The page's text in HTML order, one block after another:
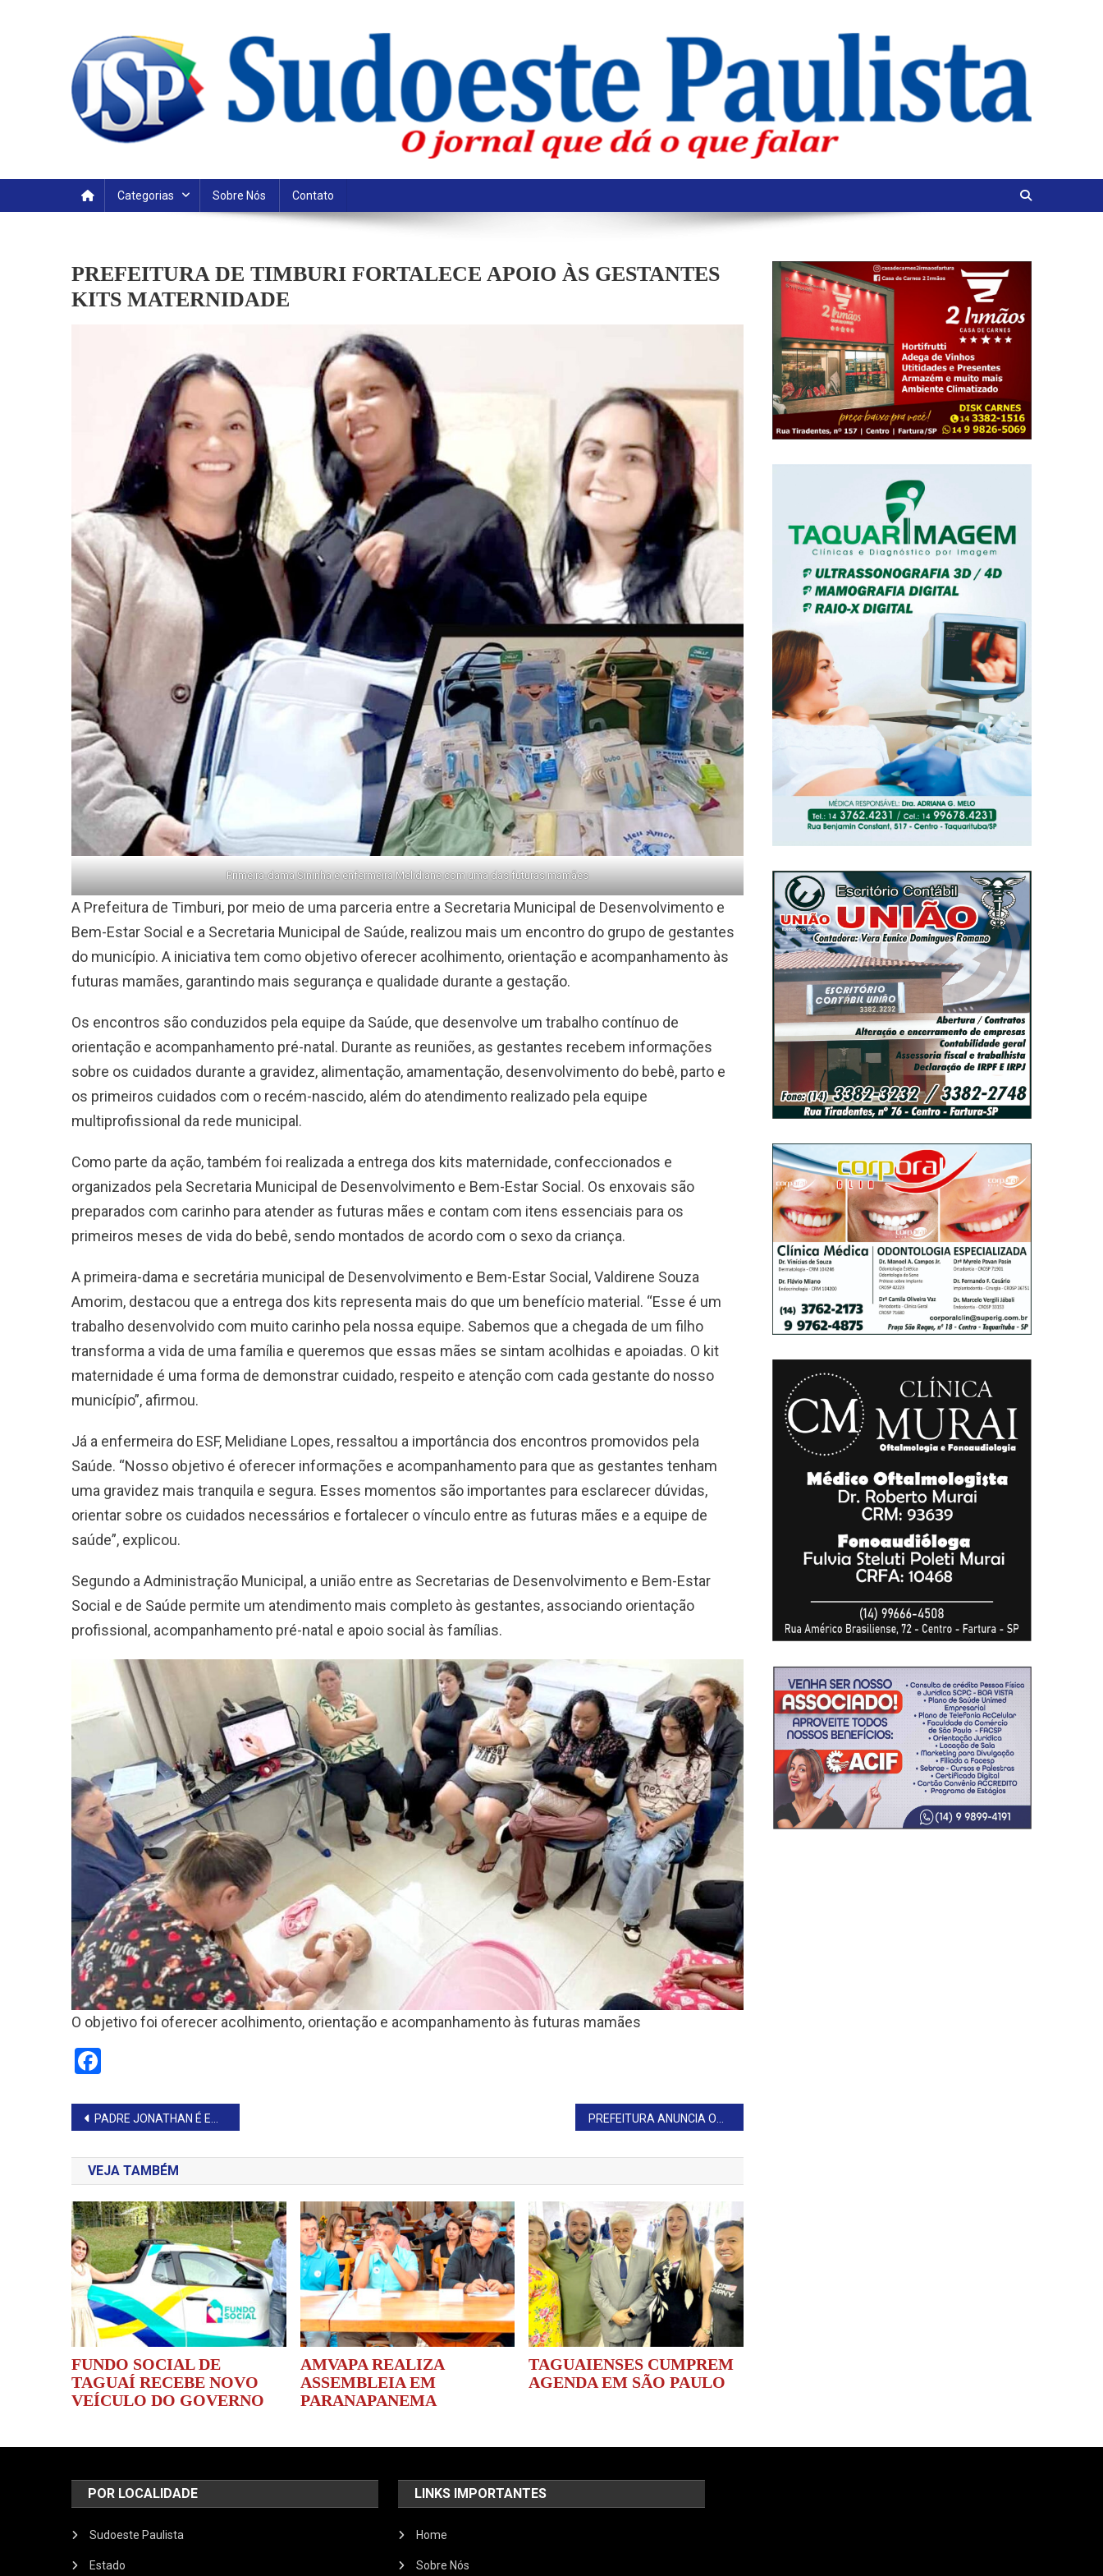
Categorias Sobre Nós Contato
PREFEITURA DE TIMBURI FORTALECE APOIO ÀS GESTANTES
KITS MATERNIDADE
Primeira-dama Sininha e enfermeira Melidiane com uma das futuras mamães
A Prefeitura de Timburi, por meio de uma parceria entre a Secretaria Municipal de Desenvolvimento e
Bem-Estar Social e a Secretaria Municipal de Saúde, realizou mais um encontro do grupo de gestantes
do município. A iniciativa tem como objetivo oferecer acolhimento, orientação e acompanhamento às
futuras mamães, garantindo mais segurança e qualidade durante a gestação.
Os encontros são conduzidos pela equipe da Saúde, que desenvolve um trabalho contínuo de
orientação e acompanhamento pré-natal. Durante as reuniões, as gestantes recebem informações
sobre os cuidados durante a gravidez, alimentação, amamentação, desenvolvimento do bebê, parto e
os primeiros cuidados com o recém-nascido, além do atendimento realizado pela equipe
multiprofissional da rede municipal.
Como parte da ação, também foi realizada a entrega dos kits maternidade, confeccionados e
organizados pela Secretaria Municipal de Desenvolvimento e Bem-Estar Social. Os enxovais são
preparados com carinho para atender as futuras mães e contam com itens essenciais para os
primeiros meses de vida do bebê, sendo montados de acordo com o sexo da criança.
A primeira-dama e secretária municipal de Desenvolvimento e Bem-Estar Social, Valdirene Souza
Amorim, destacou que a entrega dos kits representa mais do que um benefício material. “Esse é um
trabalho desenvolvido com muito carinho pela nossa equipe. Sabemos que a chegada de um filho
transforma a vida de uma família e queremos que essas mães se sintam acolhidas e apoiadas. O kit
maternidade é uma forma de demonstrar cuidado, respeito e atenção com cada gestante do nosso
município”, afirmou.
Já a enfermeira do ESF, Melidiane Lopes, ressaltou a importância dos encontros promovidos pela
Saúde. “Nosso objetivo é oferecer informações e acompanhamento para que as gestantes tenham
uma gravidez mais tranquila e segura. Esses momentos são importantes para esclarecer dúvidas,
orientar sobre os cuidados necessários e fortalecer o vínculo entre as futuras mães e a equipe de
saúde”, explicou.
Segundo a Administração Municipal, a união entre as Secretarias de Desenvolvimento e Bem-Estar
Social e de Saúde permite um atendimento mais completo às gestantes, associando orientação
profissional, acompanhamento pré-natal e apoio social às famílias.
O objetivo foi oferecer acolhimento, orientação e acompanhamento às futuras mamães
Navegação
de
Post
PADRE JONATHAN É EMPOSSADO NA PARÓQUIA NOSSA SENHORA DE FÁTIMA
VEJA TAMBÉM
FUNDO SOCIAL DE
TAGUAÍ RECEBE NOVO
VEÍCULO DO GOVERNO
AMVAPA REALIZA
ASSEMBLEIA EM
PARANAPANEMA
TAGUAIENSES CUMPREM
AGENDA EM SÃO PAULO
POR LOCALIDADE
Sudoeste Paulista
Estado
LINKS IMPORTANTES
Home
Sobre Nós